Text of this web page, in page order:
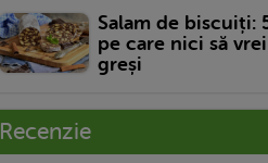
Salam de biscuiți:
pe care nici să
greși
Recenzie